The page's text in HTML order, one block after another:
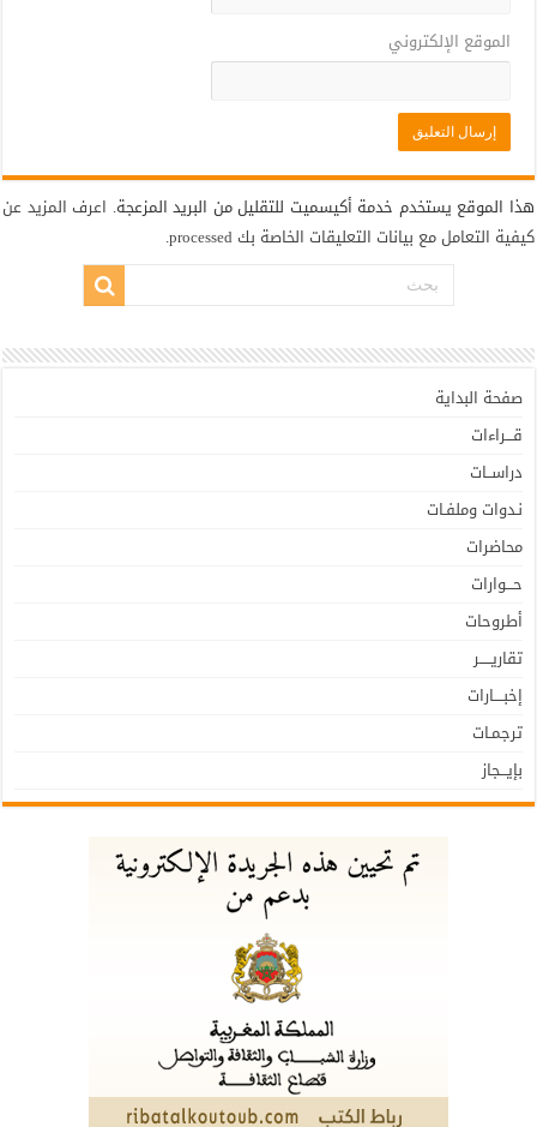
الموقع الإلكتروني
هذا الموقع يستخدم خدمة أكيسميت للتقليل من البريد المزعجة. اعرف المزيد عن
كيفية التعامل مع بيانات التعليقات الخاصة بك processed
.
صفحة البداية
قـــراءات
دراســات
نـدوات وملفـات
محاضرات
حـــوارات
أطروحات
تقاريـــــر
إخبــــارات
ترجمـات
بإيـــجاز